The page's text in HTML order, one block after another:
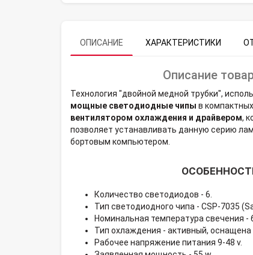
ОПИСАНИЕ ХАРАКТЕРИСТИКИ
Описание
Технология "двойной медной трубки",
мощные светодиодные чипы в
вентилятором охлаждения и драйвером,
позволяет устанавливать данную серию
бортовым компьютером.
ОСОБЕННОСТИ
Количество светодиодов - 6.
Тип светодиодного чипа - CSP-7035
Номинальная температура свечения -
Тип охлаждения - активный, оснащена
Рабочее напряжение питания 9-48 v.